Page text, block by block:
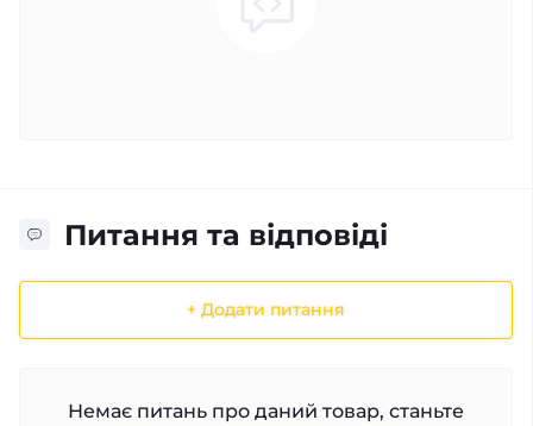
Питання та відповіді
+ Додати питання
Немає питань про даний товар, станьте